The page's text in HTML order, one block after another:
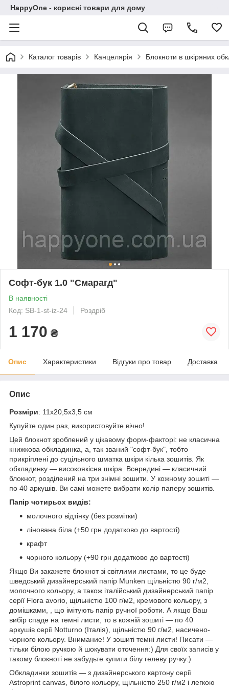
HappyOne - корисні товари для дому
Каталог товарів Канцелярія Блокноти в шкіряних
Софт-бук 1.0 "Смарагд"
В наявності
Код: SB-1-st-iz-24
Роздріб
1 170 ₴
Опис Характеристики Відгуки про товар Доставка
Опис
Розміри: 11х20,5х3,5 см
Купуйте один раз, використовуйте вічно!
Цей блокнот зроблений у цікавому форм-факторі: не класична
книжкова обкладинка, а, так званий "софт-бук", тобто
прикріплені до суцільного шматка шкіри кілька зошитів. Як
обкладинку — високоякісна шкіра. Всередині — класичний
блокнот, розділений на три знімні зошити. У кожному зошиті —
по 40 аркушів. Ви самі можете вибрати колір паперу зошитів.
Папір чотирьох видів:
молочного відтінку (без розмітки)
лінована біла (+50 грн додатково до вартості)
крафт
чорного кольору (+90 грн додатково до вартості)
Якщо Ви закажете блокнот зі світлими листами, то це буде
шведський дизайнерський папір Munken щільністю 90 г/м2,
молочного кольору, а також італійський дизайнерський папір
серії Flora avorio, щільністю 100 г/м2, кремового кольору, з
домішками, , що імітують папір ручної роботи. А якщо Ваш
вибір спаде на темні листи, то в кожній зошиті — по 40
аркушів серії Notturno (Італія), щільністю 90 г/м2, насичено-
чорного кольору. Внимание! У зошиті темні листи! Писати —
тільки білою ручкою й шокувати оточення:) Для своїх записів у
такому блокноті не забудьте купити білу гелеву ручку:)
Обкладинки зошитів — з дизайнерського картону серії
Astroprint canvas, білого кольору, щільністю 250 г/м2 і легкою